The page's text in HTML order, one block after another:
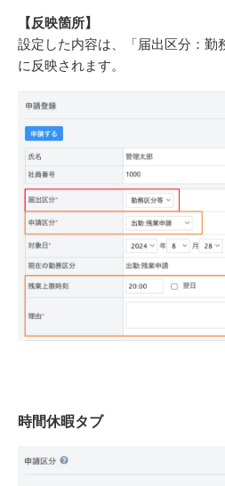
【反映箇所】
設定した内容は、「届出区分：勤
に反映されます。
時間休暇タブ